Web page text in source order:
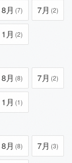
8月 (7) 7月 (2)
1月 (2)
8月 (8) 7月 (2)
1月 (1)
8月 (8) 7月 (3)